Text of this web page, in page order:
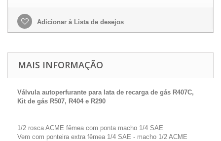
Adicionar à Lista de desejos
MAIS INFORMAÇÃO
Válvula autoperfurante para lata de recarga de gás R407C,
Kit de gás R507, R404 e R290
1/2 rosca ACME fêmea com ponta macho 1/4 SAE
Vem com ponteira extra fêmea 1/4 SAE - macho 1/2 ACME